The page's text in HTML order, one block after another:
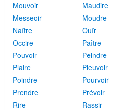
Mouvoir
Maudire
Messeoir
Moudre
Naître
Ouïr
Occire
Paître
Pouvoir
Peindre
Plaire
Pleuvoir
Poindre
Pourvoir
Prendre
Prévoir
Rire
Rassir